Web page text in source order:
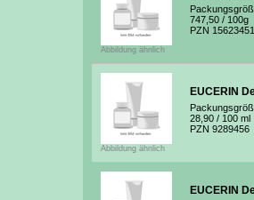
Abbildung ähnlich
747,50 / 100g
PZN 15623451
Abbildung ähnlich
EUCERIN
28,90 / 100 ml
PZN 9289456
EUCERIN